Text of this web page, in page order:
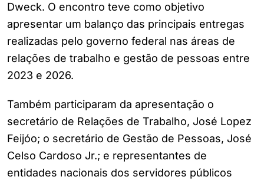
Dweck. O encontro teve como objetivo
apresentar um balanço das principais entregas
realizadas pelo governo federal nas áreas de
relações de trabalho e gestão de pessoas entre
2023 e 2026.
Também participaram da apresentação o
secretário de Relações de Trabalho, José Lopez
Feijóo; o secretário de Gestão de Pessoas, José
Celso Cardoso Jr.; e representantes de
entidades nacionais dos servidores públicos